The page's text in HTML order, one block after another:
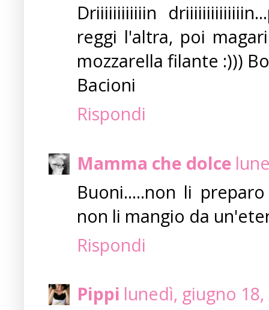
Driiiiiiiiiiiin
reggi l'altra, poi
mozzarella filante :)))
Bacioni
Rispondi
Mamma che dolce
Buoni.....non li
non li mangio da
Rispondi
Pippi lunedì, giugno 18,